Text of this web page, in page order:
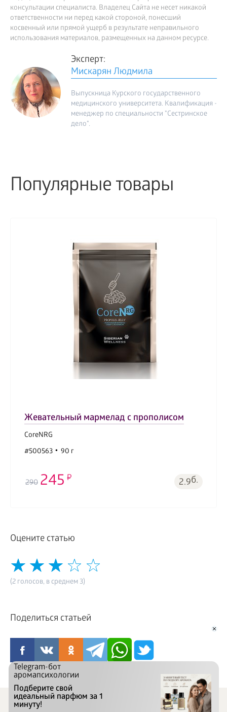
консультации специалиста. Владелец Сайта не несет никакой
ответственности ни перед какой стороной, понесший
косвенный или прямой ущерб в результате неправильного
использования материалов, размещенных на данном ресурсе.
Эксперт:
Мискарян Людмила
Выпускница Курского государственного
медицинского университета. Квалификация -
менеджер по специальности "Сестринское
дело".
Популярные товары
Жевательный мармелад с прополисом
CoreNRG
#500563
90 г
290 245 2.9б.
Оцените статью
(2 голосов, в среднем 3)
Поделиться статьей
Telegram-бот
аромапсихологии
Подберите свой
идеальный парфюм за 1
минуту!